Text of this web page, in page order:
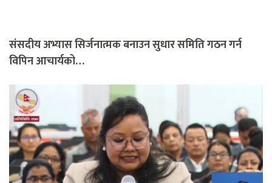
संसदीय अभ्यास सिर्जनात्मक बनाउन सुधार समिति गठन गर्न
विपिन आचार्यको…